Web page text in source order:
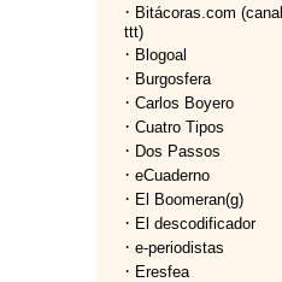
· Bitácoras.com (canal
ttt)
· Blogoal
· Burgosfera
· Carlos Boyero
· Cuatro Tipos
· Dos Passos
· eCuaderno
· El Boomeran(g)
· El descodificador
· e-periodistas
· Eresfea